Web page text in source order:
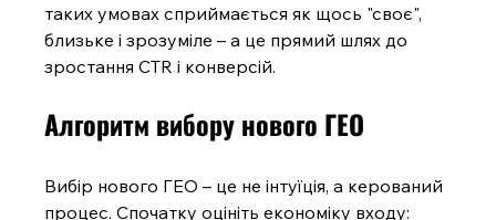
таких умовах сприймається як щось "своє",
близьке і зрозуміле – а це прямий шлях до
зростання CTR і конверсій.
Алгоритм вибору нового ГЕО
Вибір нового ГЕО – це не інтуїція, а керований
процес. Спочатку оцініть економіку входу: